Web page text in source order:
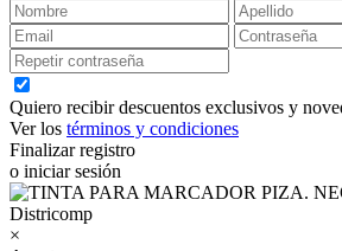
Quiero recibir descuentos exclusivos y
Ver los términos y condiciones
Finalizar registro
o iniciar sesión
×